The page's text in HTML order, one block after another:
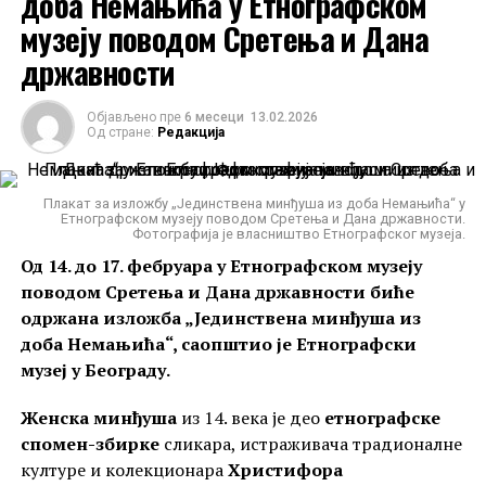
целокупно уметничко благо у њему нису у
довољној мери заштићени и пропадају.
музеју поводом Сретења и Дана
државности
Објављено пре 6 месеци 13.02.2026
Од стране: Редакција
Плакат за изложбу „Јединствена минђуша из доба Немањића“ у
Етнографском музеју поводом Сретења и Дана државности.
Фотографија је власништво Етнографског музеја.
Од 14. до 17. фебруара у Етнографском музеју
поводом Сретења и Дана државности биће
одржана изложба „Јединствена минђуша из
доба Немањића“, саопштио је Етнографски
музеј у Београду.
Женска минђушаиз 14. века је део етнографске
спомен-збиркесликара, истраживача традионалне
културе и колекционараХристифора